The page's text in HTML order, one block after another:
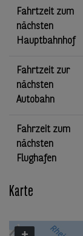
Fahrtzeit zum
nächsten
Hauptbahnhof
Fahrtzeit zur
nächsten
Autobahn
Fahrzeit zum
nächsten
Flughafen
Karte